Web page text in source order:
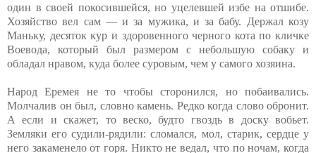
один в своей покосившейся, но уцелевшей избе на отшибе.
Хозяйство вел сам — и за мужика, и за бабу. Держал козу
Маньку, десяток кур и здоровенного черного кота по кличке
Воевода, который был размером с небольшую собаку и
обладал нравом, куда более суровым, чем у самого хозяина.
Народ Еремея не то чтобы сторонился, но побаивались.
Молчалив он был, словно камень. Редко когда слово обронит.
А если и скажет, то веско, будто гвоздь в доску вобьет.
Земляки его судили-рядили: сломался, мол, старик, сердце у
него закаменело от горя. Никто не ведал, что по ночам, когда